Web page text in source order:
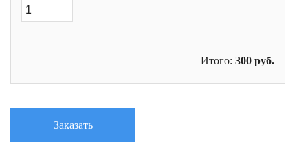
Итого: 300 руб.
Заказать